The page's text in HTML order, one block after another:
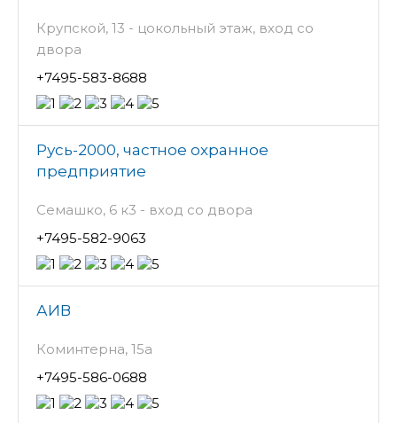
Крупской, 13 - цокольный этаж, вход со
двора
+7495-583-8688
Русь-2000, частное охранное
предприятие
Семашко, 6 к3 - вход со двора
+7495-582-9063
АИВ
Коминтерна, 15а
+7495-586-0688